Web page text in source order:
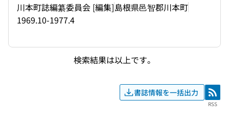
川本町誌編纂委員会 [編集]島根県邑智郡川本町
1969.10-1977.4
検索結果は以上です。
書誌情報を一括出力 RSS
RSS